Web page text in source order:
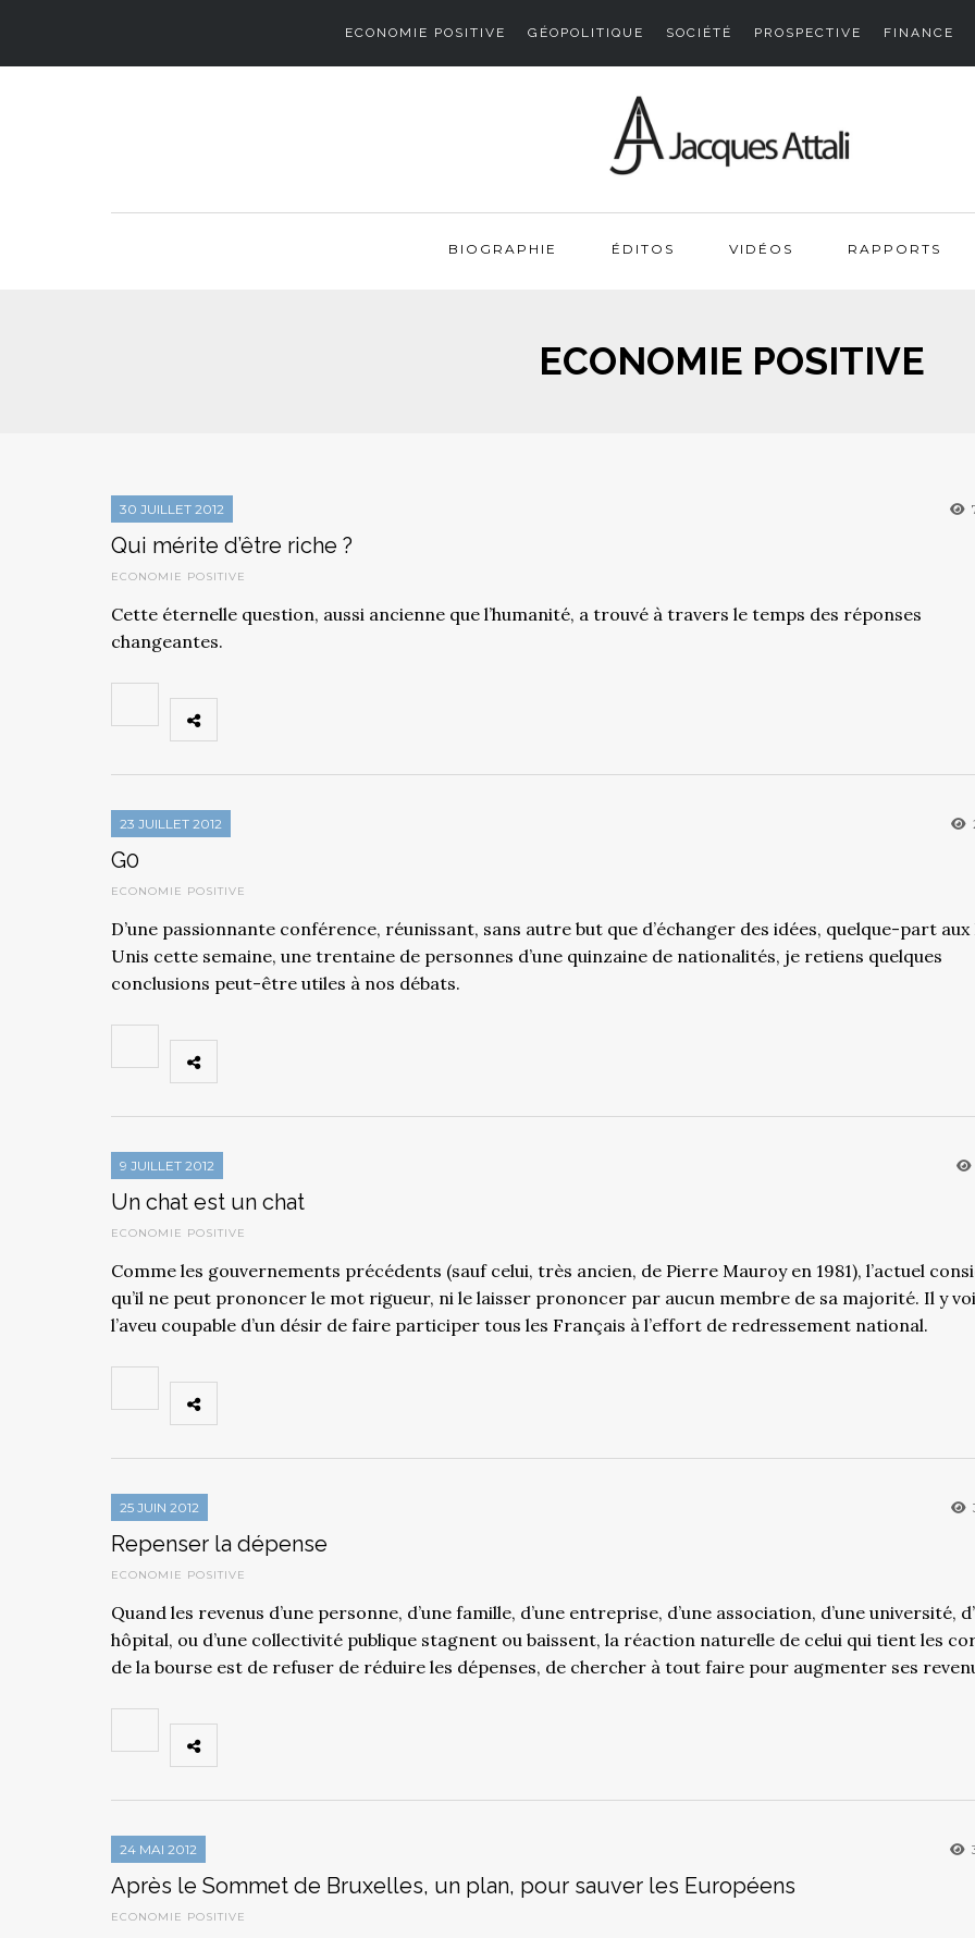
ECONOMIE POSITIVE GÉOPOLITIQUE SOCIÉTÉ PROSPECTIVE FINANCE
BIOGRAPHIE ÉDITOS VIDÉOS RAPPORTS
ECONOMIE POSITIVE
30 JUILLET 2012
Qui mérite d’être riche ?
ECONOMIE POSITIVE
Cette éternelle question, aussi ancienne que l’humanité, a trouvé à travers le temps des réponses
changeantes.
23 JUILLET 2012
G0
ECONOMIE POSITIVE
D’une passionnante conférence, réunissant, sans autre but que d’échanger des idées, quelque-part
Unis cette semaine, une trentaine de personnes d’une quinzaine de nationalités, je retiens quelques
conclusions peut-être utiles à nos débats.
9 JUILLET 2012
Un chat est un chat
ECONOMIE POSITIVE
Comme les gouvernements précédents (sauf celui, très ancien, de Pierre Mauroy en 1981), l’actuel
qu’il ne peut prononcer le mot rigueur, ni le laisser prononcer par aucun membre de sa majorité. Il y
l’aveu coupable d’un désir de faire participer tous les Français à l’effort de redressement national.
25 JUIN 2012
Repenser la dépense
ECONOMIE POSITIVE
Quand les revenus d’une personne, d’une famille, d’une entreprise, d’une association, d’une université,
hôpital, ou d’une collectivité publique stagnent ou baissent, la réaction naturelle de celui qui tient les
de la bourse est de refuser de réduire les dépenses, de chercher à tout faire pour augmenter ses
24 MAI 2012
Après le Sommet de Bruxelles, un plan, pour sauver les Européens
ECONOMIE POSITIVE